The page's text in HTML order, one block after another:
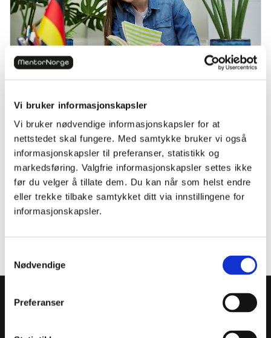
Vi bruker informasjonskapsler
Vi bruker nødvendige informasjonskapsler for at
nettstedet skal fungere. Med samtykke bruker vi også
informasjonskapsler til preferanser, statistikk og
markedsføring. Valgfrie informasjonskapsler settes ikke
før du velger å tillate dem. Du kan når som helst endre
eller trekke tilbake samtykket ditt via innstillingene for
informasjonskapsler.
Nødvendige
Preferanser
Tysk grammatikk - en oversikt